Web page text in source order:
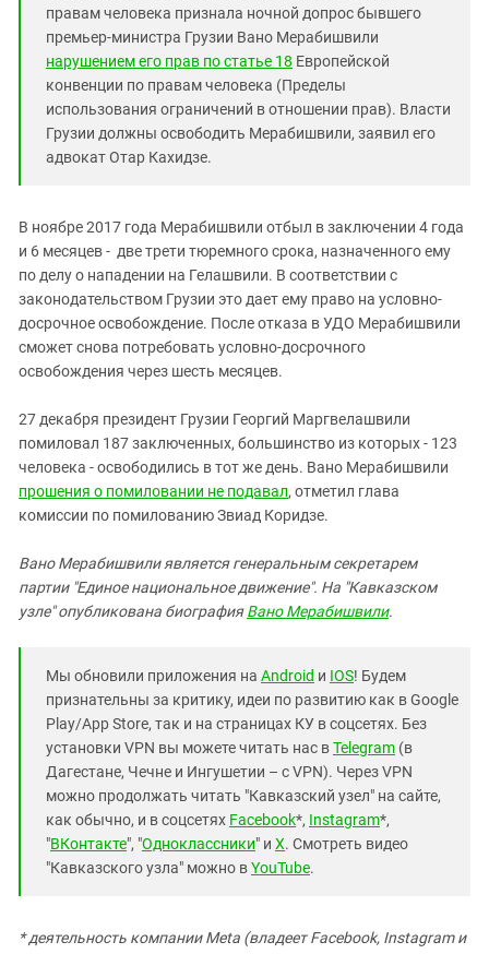
правам человека признала ночной допрос бывшего
премьер-министра Грузии Вано Мерабишвили
нарушением его прав по статье 18 Европейской
конвенции по правам человека (Пределы
использования ограничений в отношении прав). Власти
Грузии должны освободить Мерабишвили, заявил его
адвокат Отар Кахидзе.
В ноябре 2017 года Мерабишвили отбыл в заключении 4 года
и 6 месяцев - две трети тюремного срока, назначенного ему
по делу о нападении на Гелашвили. В соответствии с
законодательством Грузии это дает ему право на условно-
досрочное освобождение. После отказа в УДО Мерабишвили
сможет снова потребовать условно-досрочного
освобождения через шесть месяцев.
27 декабря президент Грузии Георгий Маргвелашвили
помиловал 187 заключенных, большинство из которых - 123
человека - освободились в тот же день. Вано Мерабишвили
прошения о помиловании не подавал, отметил глава
комиссии по помилованию Звиад Коридзе.
Вано Мерабишвили является генеральным секретарем
партии "Единое национальное движение". На "Кавказском
узле" опубликована биография Вано Мерабишвили.
Мы обновили приложения на Android и IOS! Будем
признательны за критику, идеи по развитию как в Google
Play/App Store, так и на страницах КУ в соцсетях. Без
установки VPN вы можете читать нас вTelegram (в
Дагестане, Чечне и Ингушетии – с VPN). Через VPN
можно продолжать читать "Кавказский узел" на сайте,
как обычно, и в соцсетях Facebook*, Instagram*,
"ВКонтакте", "Одноклассники" и X. Смотреть видео
"Кавказского узла" можно вYouTube.
* деятельность компании Meta (владеет Facebook, Instagram и